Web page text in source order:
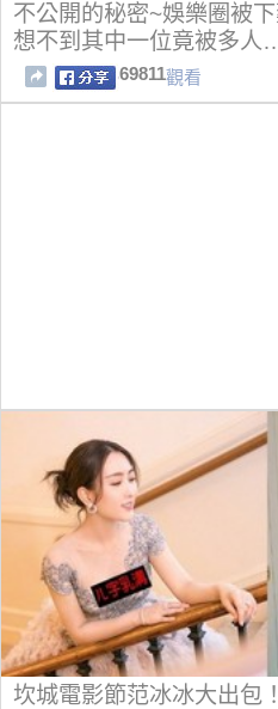
不公開的秘密~娛樂圈被
想不到其中一位竟被多人
69811觀看
坎城電影節范冰冰大出包